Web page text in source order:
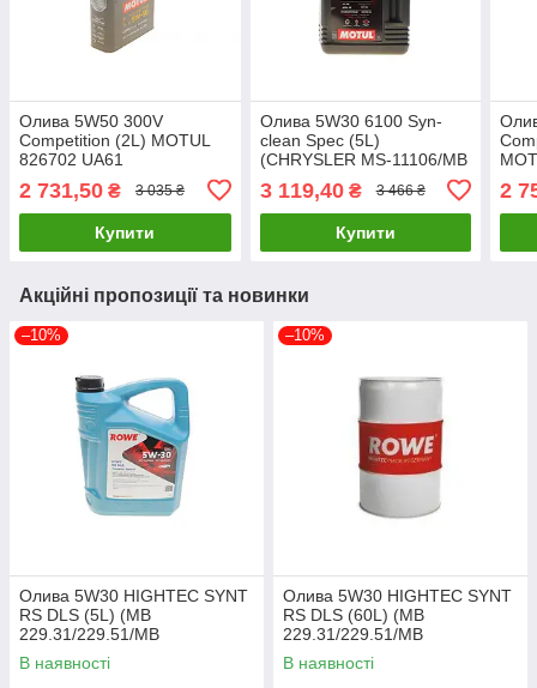
Олива 5W50 300V
Competition (2L) MOTUL
826702 UA61
2 731,50 ₴ 3 035 ₴
Купити
Олива 5W30 6100 Syn-
clean Spec (5L)
(CHRYSLER MS-11106/MB
229.51/VW 505 00/505 01)
(113154) MOTUL 814351
UA61
3 119,40₴ 3 466 ₴
Купити
2
Акційні пропозиції та новинки
–10%
Олива 5W30 HIGHTEC SYNT
RS DLS (5L) (MB
229.31/229.51/MB
229.52/BMW LL-04) (ACEA
C2,C3/API 20118-0050-99
В наявності
–10%
Олива 5W30 HIGHTEC SYNT
RS DLS (60L) (MB
229.31/229.51/MB
229.52/BMW LL-04) ACEA
C2,C3/API 20118-0600-99
В наявності